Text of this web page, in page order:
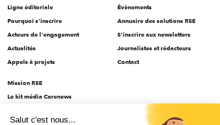
Ligne éditoriale
Pourquoi s'inscrire
Acteurs de l'engagement
Actualités
Appels à projets
Évènements
Annuaire des solutions RSE
S'inscrire aux newsletters
Journalistes et rédacteurs
Contact
Mission RSE
Le kit média Carenews
Salut c'est nous...